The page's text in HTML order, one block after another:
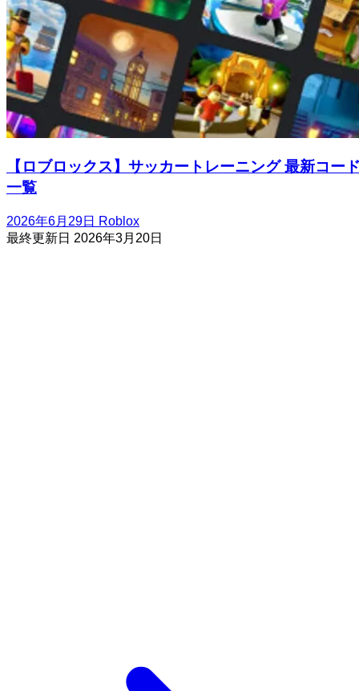
【ロブロックス】サッカートレーニング 最新コー
一覧
2026年6月29日 Roblox
最終更新日 2026年3月20日